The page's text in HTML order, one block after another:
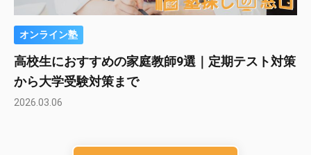
オンライン塾
高校生におすすめの家庭教師9選｜定期テスト対策
から大学受験対策まで
2026.03.06